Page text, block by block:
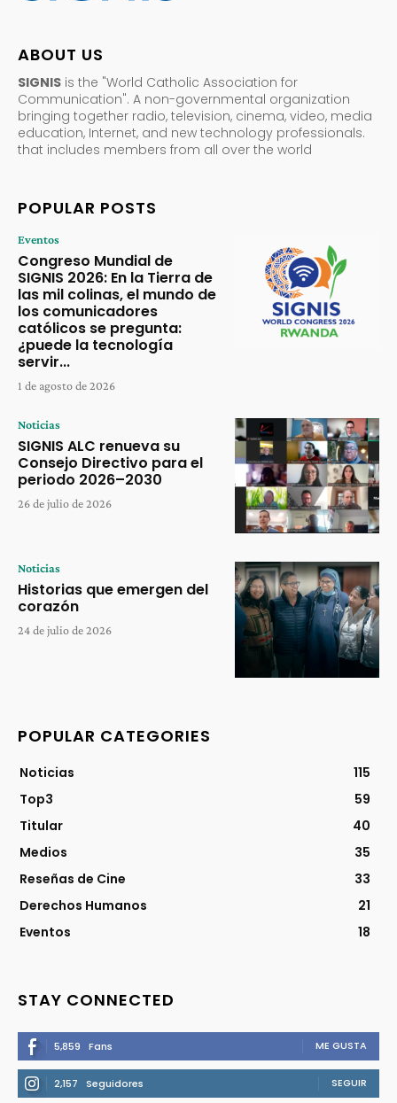
ABOUT US
SIGNIS is the "World Catholic Association for
Communication". A non-governmental organization
bringing together radio, television, cinema, video, media
education, Internet, and new technology professionals.
that includes members from all over the world
POPULAR POSTS
Eventos
Congreso Mundial de
SIGNIS 2026: En la Tierra de
las mil colinas, el mundo de
los comunicadores
católicos se pregunta:
¿puede la tecnología
servir...
1 de agosto de 2026
Noticias
SIGNIS ALC renueva su
Consejo Directivo para el
periodo 2026–2030
26 de julio de 2026
Noticias
Historias que emergen del
corazón
24 de julio de 2026
POPULAR CATEGORIES
Noticias
115
Top3
59
Titular
40
Medios
35
Reseñas de Cine
33
Derechos Humanos
21
Eventos
18
STAY CONNECTED
5,859 Fans ME GUSTA
2,157 Seguidores SEGUIR